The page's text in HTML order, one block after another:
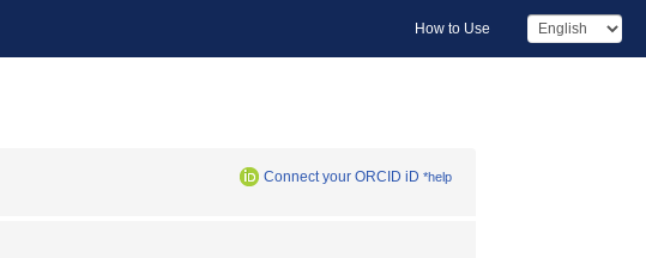
How to Use
Connect your ORCID iD *help